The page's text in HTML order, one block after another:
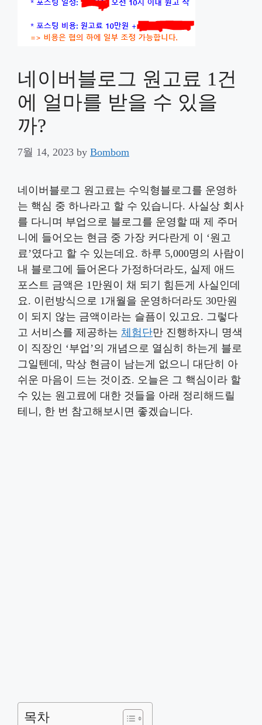
네이버블로그 원고료 1건
에 얼마를 받을 수 있을
까?
7월 14, 2023 by Bombom
네이버블로그 원고료는 수익형블로그를 운영하
는 핵심 중 하나라고 할 수 있습니다. 사실상 회사
를 다니며 부업으로 블로그를 운영할 때 제 주머
니에 들어오는 현금 중 가장 커다란게 이 ‘원고
료’였다고 할 수 있는데요. 하루 5,000명의 사람이
내 블로그에 들어온다 가정하더라도, 실제 애드
포스트 금액은 1만원이 채 되기 힘든게 사실인데
요. 이런방식으로 1개월을 운영하더라도 30만원
이 되지 않는 금액이라는 슬픔이 있고요. 그렇다
고 서비스를 제공하는 체험단만 진행하자니 명색
이 직장인 ‘부업’의 개념으로 열심히 하는게 블로
그일텐데, 막상 현금이 남는게 없으니 대단히 아
쉬운 마음이 드는 것이죠. 오늘은 그 핵심이라 할
수 있는 원고료에 대한 것들을 아래 정리해드릴
테니, 한 번 참고해보시면 좋겠습니다.
목차